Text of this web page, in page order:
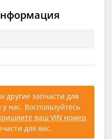
запчасти для
нас. Воспользуйтесь
ваш VIN номер
для вас.